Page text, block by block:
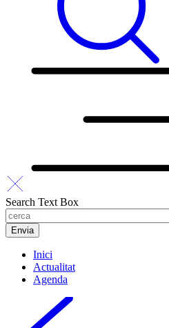
Search Text Box
Inici
Actualitat
Agenda